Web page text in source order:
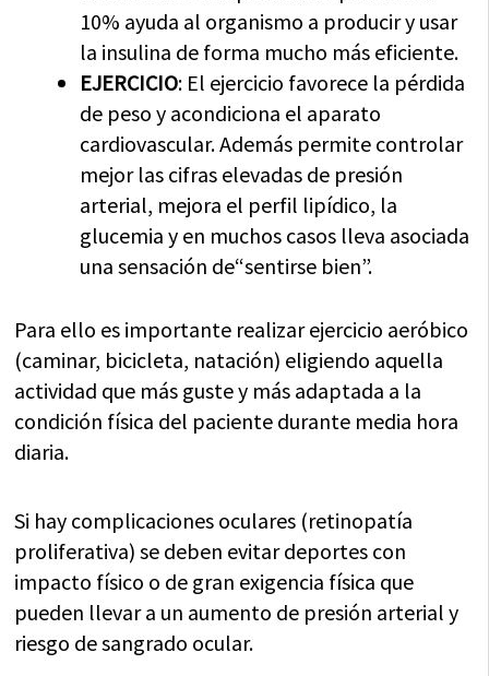
10% ayuda al organismo a producir y usar
la insulina de forma mucho más eficiente.
EJERCICIO: El ejercicio favorece la pérdida
de peso y acondiciona el aparato
cardiovascular. Además permite controlar
mejor las cifras elevadas de presión
arterial, mejora el perfil lipídico, la
glucemia y en muchos casos lleva asociada
una sensación de“sentirse bien”.
Para ello es importante realizar ejercicio aeróbico
(caminar, bicicleta, natación) eligiendo aquella
actividad que más guste y más adaptada a la
condición física del paciente durante media hora
diaria.
Si hay complicaciones oculares (retinopatía
proliferativa) se deben evitar deportes con
impacto físico o de gran exigencia física que
pueden llevar a un aumento de presión arterial y
riesgo de sangrado ocular.